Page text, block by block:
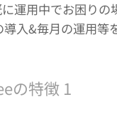
運用中でお困りの
入&毎月の運用等
の特徴 1